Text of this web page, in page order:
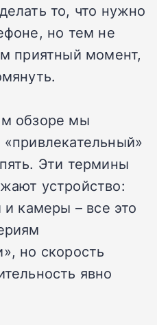
то, что нужно
но тем не
приятный момент,
обзоре мы
Эти термины
устройство:
камеры – все это
но скорость
явно